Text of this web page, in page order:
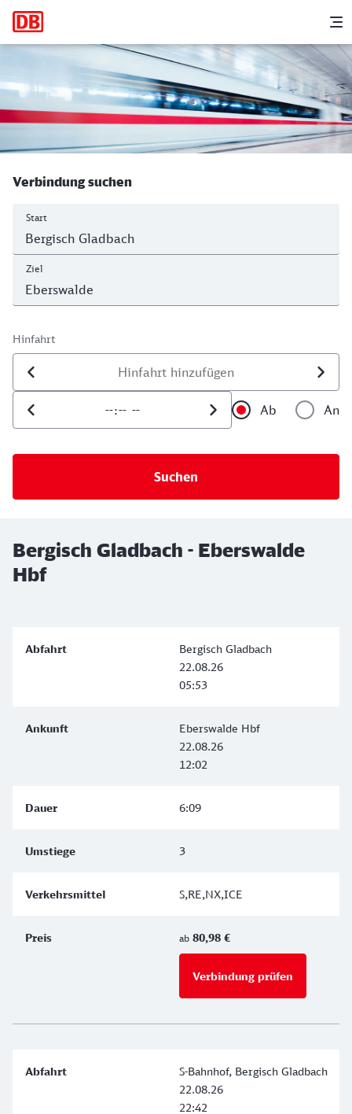
Hauptnavigation
Bergisch Gladbach - Eberswalde Hbf
Verbindung suchen
Start
Ziel
Hinfahrt
Datum der Hinfahrt
Uhrzeit der Hinfahrt
Ab
An
Bergisch Gladbach - Eberswalde
Hbf
Bergisch Gladbach
22.08.26
05:53
Eberswalde Hbf
22.08.26
12:02
6:09
3
S,RE,NX,ICE
ab 80,98 €
Verbindung prüfen
S-Bahnhof, Bergisch Gladbach
22.08.26
22:42